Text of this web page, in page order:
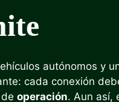
autónomos y
cada conexión
operación. Aun así,